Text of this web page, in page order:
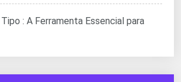
: A Ferramenta Essencial para